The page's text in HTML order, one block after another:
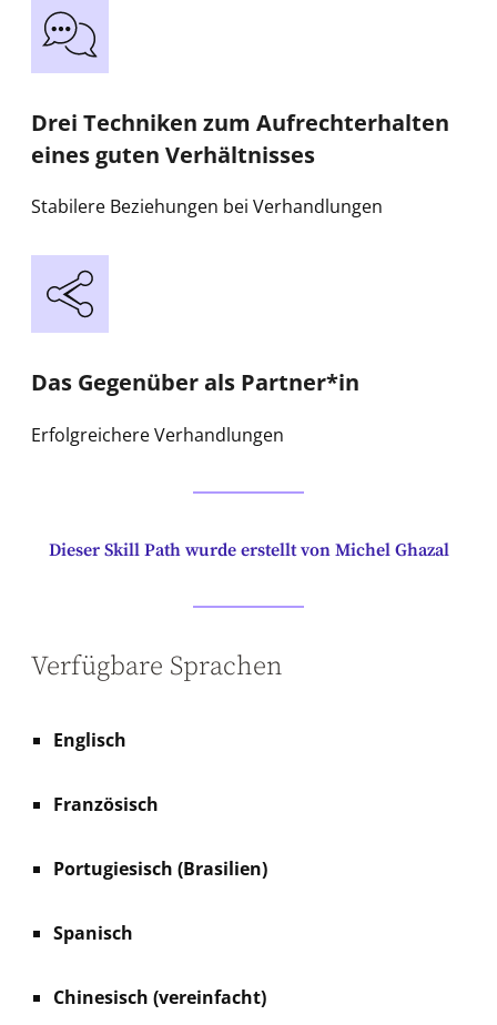
Drei Techniken zum Aufrechterhalten
eines guten Verhältnisses
Stabilere Beziehungen bei Verhandlungen
Das Gegenüber als Partner*in
Erfolgreichere Verhandlungen
Dieser Skill Path wurde erstellt von Michel Ghazal
Verfügbare Sprachen
Englisch
Französisch
Portugiesisch (Brasilien)
Spanisch
Chinesisch (vereinfacht)